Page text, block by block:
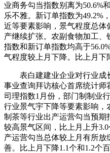
业商务勾当指数别离为50.6%
乐不雅。新订单指数为49.2%
近等要素影响，景气程度总体
产继续扩张。农副食物加工
指数和新订单指数均高于
气程度较上月下降。比上月下
表白建建业企业对行业成
事业查询拜访核心首席统计师
司理指数1月份，部门制制业
行业景气宇下降等要素影响
制茶等行业出产运营勾当预期
较高景气区间，比上月上升
产运营勾当总体较上月有所
善。比上月下降1.1个和1.2个